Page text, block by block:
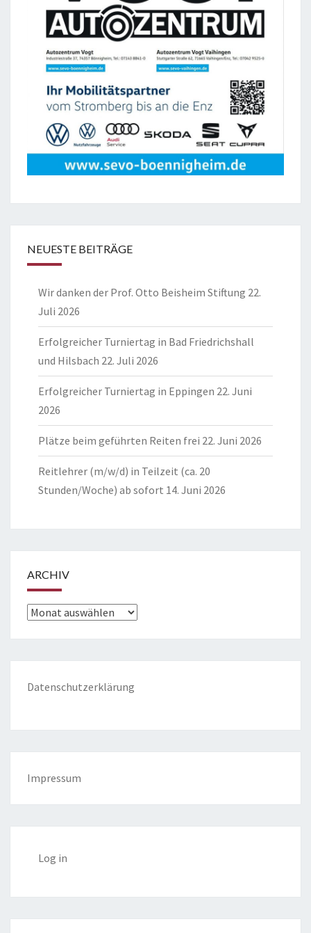
NEUESTE BEITRÄGE
Wir danken der Prof. Otto Beisheim Stiftung 22.
Juli 2026
Erfolgreicher Turniertag in Bad Friedrichshall
und Hilsbach 22. Juli 2026
Erfolgreicher Turniertag in Eppingen 22. Juni
2026
Plätze beim geführten Reiten frei 22. Juni 2026
Reitlehrer (m/w/d) in Teilzeit (ca. 20
Stunden/Woche) ab sofort 14. Juni 2026
ARCHIV
Archiv
Datenschutzerklärung
Impressum
Log in